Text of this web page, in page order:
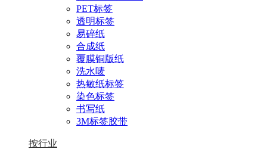
PET标签
透明标签
易碎纸
合成纸
覆膜铜版纸
洗水唛
热敏纸标签
染色标签
书写纸
3M标签胶带
按行业